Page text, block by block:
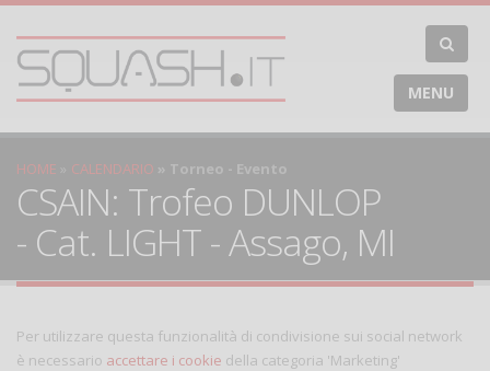
MENU
HOME CALENDARIO Torneo - Evento
CSAIN: Trofeo DUNLOP
- Cat. LIGHT - Assago, MI
Per utilizzare questa funzionalità di condivisione sui social network
è necessario accettare i cookie della categoria 'Marketing'